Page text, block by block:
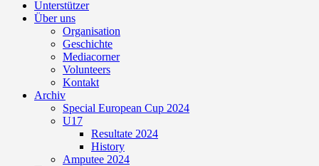
Unterstützer
Über uns
Organisation
Geschichte
Mediacorner
Volunteers
Kontakt
Archiv
Special European Cup 2024
U17
Resultate 2024
History
Amputee 2024